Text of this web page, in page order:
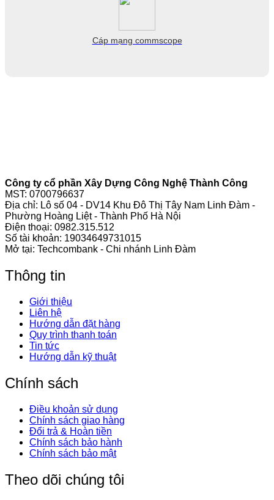
Cáp mạng commscope
Công ty cổ phần Xây Dựng Công Nghệ Thành Công
MST: 0700796637
Địa chỉ: Lô số 04 - DV14 Khu Đô Thị Tây Nam Linh Đàm -
Phường Hoàng Liệt - Thành Phố Hà Nội
Điện thoại: 0982.315.512
Số tài khoản: 19034649731015
Mở tại: Techcombank - Chi nhánh Linh Đàm
Thông tin
Giới thiệu
Liên hệ
Hướng dẫn đặt hàng
Quy trình thanh toán
Tin tức
Hướng dẫn kỹ thuật
Chính sách
Điều khoản sử dụng
Chính sách giao hàng
Đổi trả & Hoàn tiền
Chính sách bảo hành
Chính sách bảo mật
Theo dõi chúng tôi